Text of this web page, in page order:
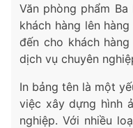
Văn phòng phẩm
khách hàng lên
đến cho khách
dịch vụ chuyên
In bảng tên là một
việc xây dựng hình
nghiệp. Với nhiều